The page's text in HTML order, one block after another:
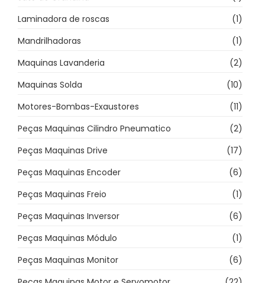
Laminadora de roscas
(1)
Mandrilhadoras
(1)
Maquinas Lavanderia
(2)
Maquinas Solda
(10)
Motores-Bombas-Exaustores
(11)
Peças Maquinas Cilindro Pneumatico
(2)
Peças Maquinas Drive
(17)
Peças Maquinas Encoder
(6)
Peças Maquinas Freio
(1)
Peças Maquinas Inversor
(6)
Peças Maquinas Módulo
(1)
Peças Maquinas Monitor
(6)